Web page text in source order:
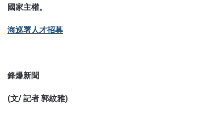
國家主權。
海巡署人才招募
鋒爆新聞
(文/ 記者 郭紋雅)